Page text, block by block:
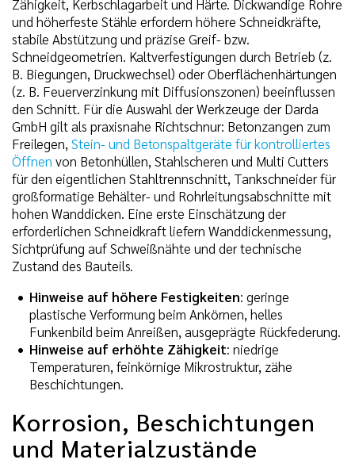
Zähigkeit, Kerbschlagarbeit und Härte. Dickwandige Rohre
und höherfeste Stähle erfordern höhere Schneidkräfte,
stabile Abstützung und präzise Greif- bzw.
Schneidgeometrien. Kaltverfestigungen durch Betrieb (z.
B. Biegungen, Druckwechsel) oder Oberflächenhärtungen
(z. B. Feuerverzinkung mit Diffusionszonen) beeinflussen
den Schnitt. Für die Auswahl der Werkzeuge der Darda
GmbH gilt als praxisnahe Richtschnur: Betonzangen zum
Freilegen, Stein- und Betonspaltgeräte für kontrolliertes
Öffnen von Betonhüllen, Stahlscheren und Multi Cutters
für den eigentlichen Stahltrennschnitt, Tankschneider für
großformatige Behälter- und Rohrleitungsabschnitte mit
hohen Wanddicken. Eine erste Einschätzung der
erforderlichen Schneidkraft liefern Wanddickenmessung,
Sichtprüfung auf Schweißnähte und der technische
Zustand des Bauteils.
Hinweise auf höhere Festigkeiten: geringe
plastische Verformung beim Ankörnen, helles
Funkenbild beim Anreißen, ausgeprägte Rückfederung.
Hinweise auf erhöhte Zähigkeit: niedrige
Temperaturen, feinkörnige Mikrostruktur, zähe
Beschichtungen.
Korrosion, Beschichtungen
und Materialzustände